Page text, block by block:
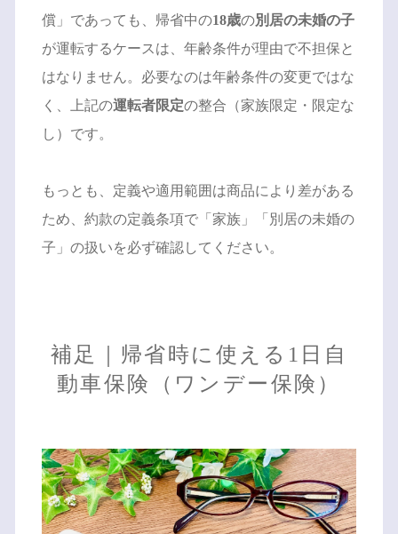
償」であっても、帰省中の18歳の別居の未婚の子
が運転するケースは、年齢条件が理由で不担保と
はなりません。必要なのは年齢条件の変更ではな
く、上記の運転者限定の整合（家族限定・限定な
し）です。
もっとも、定義や適用範囲は商品により差がある
ため、約款の定義条項で「家族」「別居の未婚の
子」の扱いを必ず確認してください。
補足｜帰省時に使える1日自
動車保険（ワンデー保険）